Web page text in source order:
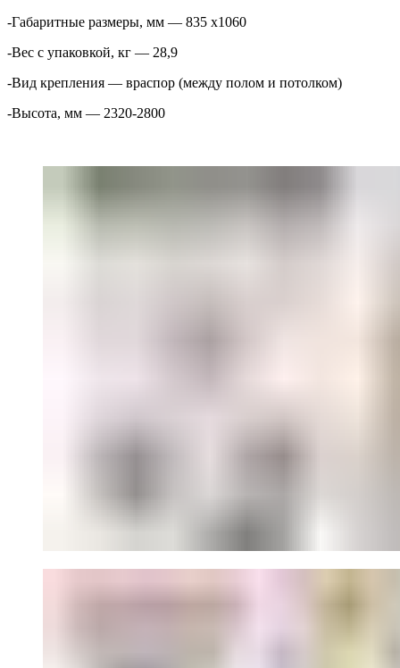
-Габаритные размеры, мм — 835 x1060
-Вес с упаковкой, кг — 28,9
-Вид крепления — враспор (между полом и потолком)
-Высота, мм — 2320-2800